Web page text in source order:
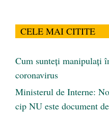
CELE MAI CITITE
Cum sunteți manipulați
coronavirus
Ministerul de Interne:
cip NU este document